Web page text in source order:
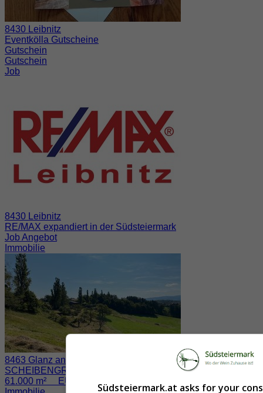
8430 Leibnitz
Eventkölla Gutscheine
Gutschein
Gutschein
Job
8430 Leibnitz
RE/MAX expandiert in der Südsteiermark
Job Angebot
Immobilie
8463 Glanz an der Weinstraße / Fötschach
SCHEIBENGRUND nahe der WEINSTRASSE
61.000 m² EUR 730.000.-
Südsteiermark.at asks for your